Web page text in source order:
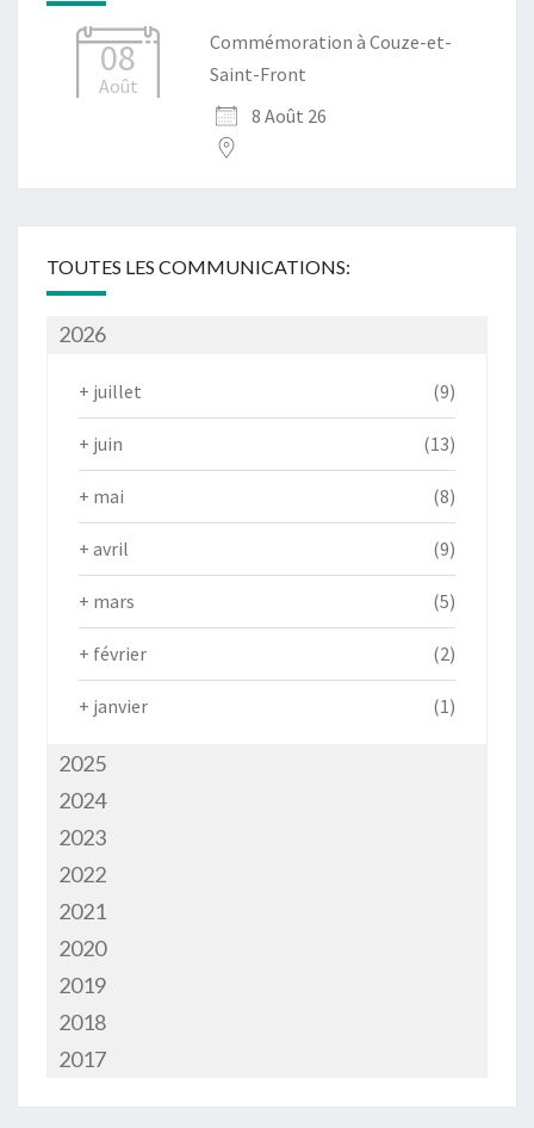
08
Août
Commémoration à Couze-et-
Saint-Front
8 Août 26
TOUTES LES COMMUNICATIONS:
2026
+ juillet (9)
+ juin (13)
+ mai (8)
+ avril (9)
+ mars (5)
+ février (2)
+ janvier (1)
2025
2024
2023
2022
2021
2020
2019
2018
2017